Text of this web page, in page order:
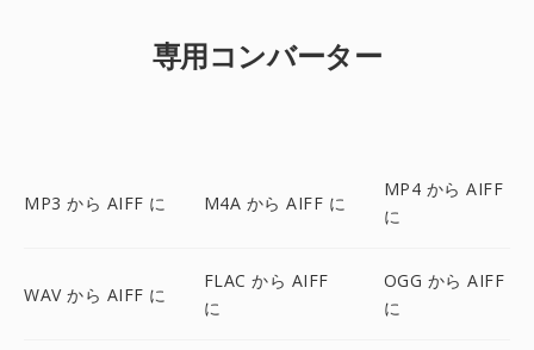
専用コンバーター
MP3 から AIFF に M4A から AIFF に
MP4 から AIFF
に
WAV から AIFF に
FLAC から AIFF
に
OGG から AIFF
に